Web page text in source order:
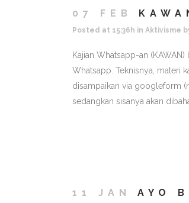
07 FEB
Posted at 15:36h in Aktivisme
Kajian Whatsapp-an
Whatsapp. Teknisnya, materi
disampaikan via googleform
sedangkan sisanya akan
11 JAN AYO